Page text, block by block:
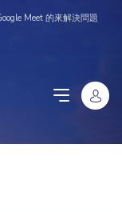
Meet 的來解決問題